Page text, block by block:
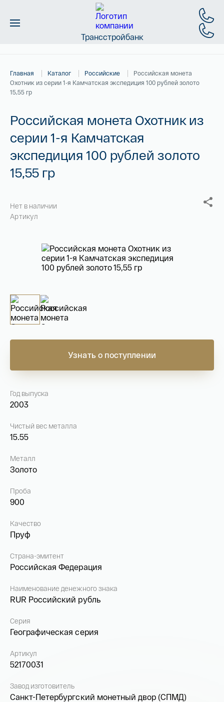
Трансстройбанк
Слитки
Новинки
Скидки
Магазин
Контакты
800 50504 76
495 786 82 78
coins.shop@tsbnk.ru
Главная Каталог Российские
Российская монета
Охотник из серии 1-я Камчатская экспедиция 100 рублей золото
15,55 гр
Российская монета Охотник из
серии 1-я Камчатская
экспедиция 100 рублей золото
15,55 гр
Нет в наличии
Артикул
Узнать о поступлении
Год выпуска
2003
Чистый вес металла
15.55
Металл
Золото
Проба
900
Качество
Пруф
Страна-эмитент
Российская Федерация
Наименование денежного знака
RUR Российский рубль
Серия
Географическая серия
Артикул
52170031
Завод изготовитель
Санкт-Петербургский монетный двор (СПМД)